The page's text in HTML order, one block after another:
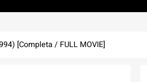
[Completa / FULL MOVIE]